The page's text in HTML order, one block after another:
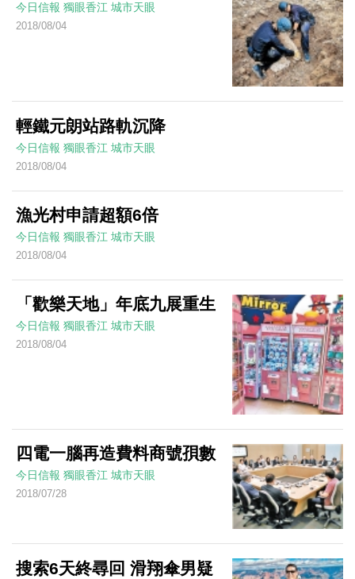
今日信報 獨眼香江 城市天眼
2018/08/04
輕鐵元朗站路軌沉降
今日信報 獨眼香江 城市天眼
2018/08/04
漁光村申請超額6倍
今日信報 獨眼香江 城市天眼
2018/08/04
「歡樂天地」年底九展重生
今日信報 獨眼香江 城市天眼
2018/08/04
四電一腦再造費料商號孭數
今日信報 獨眼香江 城市天眼
2018/07/28
搜索6天終尋回 滑翔傘男疑